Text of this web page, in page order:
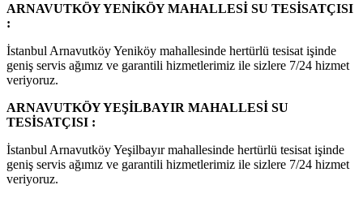
ARNAVUTKÖY YENİKÖY MAHALLESİ SU TESİSATÇISI
:
İstanbul Arnavutköy Yeniköy mahallesinde hertürlü tesisat işinde
geniş servis ağımız ve garantili hizmetlerimiz ile sizlere 7/24 hizmet
veriyoruz.
ARNAVUTKÖY YEŞİLBAYIR MAHALLESİ SU
TESİSATÇISI :
İstanbul Arnavutköy Yeşilbayır mahallesinde hertürlü tesisat işinde
geniş servis ağımız ve garantili hizmetlerimiz ile sizlere 7/24 hizmet
veriyoruz.